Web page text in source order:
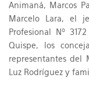
Animaná, Marcos
Marcelo Lara, el
Profesional Nº
Quispe, los
representantes del
Luz Rodríguez y